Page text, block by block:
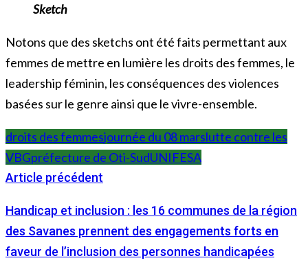
Sketch
Notons que des sketchs ont été faits permettant aux
femmes de mettre en lumière les droits des femmes, le
leadership féminin, les conséquences des violences
basées sur le genre ainsi que le vivre-ensemble.
droits des femmesjournée du 08 marslutte contre les
VBGpréfecture de Oti-SudUNIFESA
Article précédent
Handicap et inclusion : les 16 communes de la région
des Savanes prennent des engagements forts en
faveur de l’inclusion des personnes handicapées